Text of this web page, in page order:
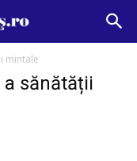
mintale
sănătății